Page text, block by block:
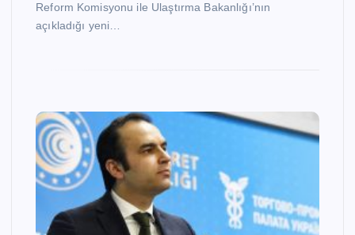
Reform Komisyonu ile Ulaştırma Bakanlığı’nın
açıkladığı yeni…